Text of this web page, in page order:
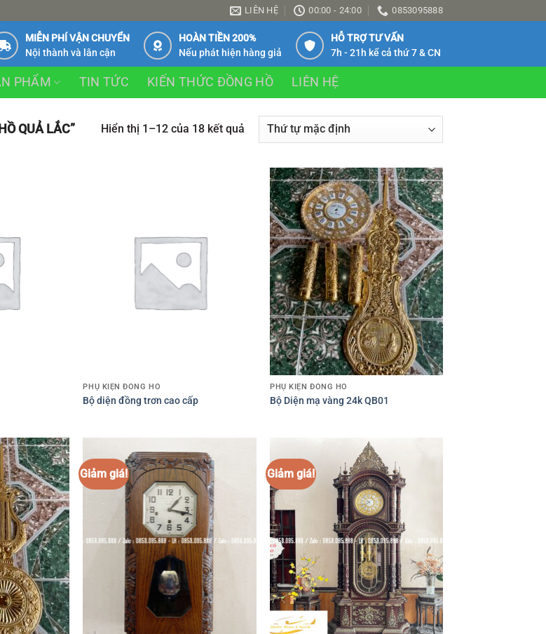
LIÊN HỆ 00:00 - 24:00 0853095888
MIỄN PHÍ VẬN CHUYỂN
Nội thành và lân cận
HOÀN TIỀN 200%
Nếu phát hiện hàng giả
HỖ TRỢ TƯ VẤN
7h - 21h kể cả thứ 7 & CN
PHẨM TIN TỨC KIẾN THỨC ĐỒNG HỒ LIÊN HỆ
QUẢ LẮC” Hiển thị 1–12 của 18 kết quả
PHỤ KIỆN ĐỒNG HỒ
Bộ diện đồng trơn cao cấp
PHỤ KIỆN ĐỒNG HỒ
Bộ Diện mạ vàng 24k QB01
Giảm giá! Giảm giá!